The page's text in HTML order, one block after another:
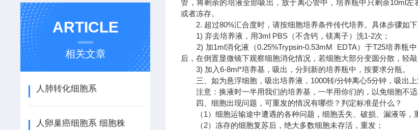
ARTICLE
相关文章
人肺转化细胞系
人卵巢癌细胞系 细胞株
管，将剩余的培液全部吸出，放于离心管中，培养瓶中只剩余10ml
或者冻存。
2. 超过80%汇合度时，请按细胞培养条件传代培养。具体步骤如下
1) 弃去培养液，用3ml PBS（不含钙，镁离子）洗1-2次；
2) 加1ml消化液（0.25%Trypsin-0.53mM EDTA）于T25培养瓶
后，在倒置显微镜下观察细胞消化情况，若细胞大部分变圆分散，轻
3) 加入6-8ml*培养基，吸出，分到新的培养瓶中，按要求分瓶。
三、如为悬浮细胞，吸出培养液，1000转/分钟离心5分钟，吸出上
注意：换液时一半用我们的培养基，一半用你们的，以免细胞不适
四、细胞出现问题，可重发的情况有哪些？判定标准是什么？
（1）细胞运输途中遭遇的各种问题，细胞丢失、破损、漏液等，
（2）冻存的细胞复苏后，绝大多数细胞未存活，重发；